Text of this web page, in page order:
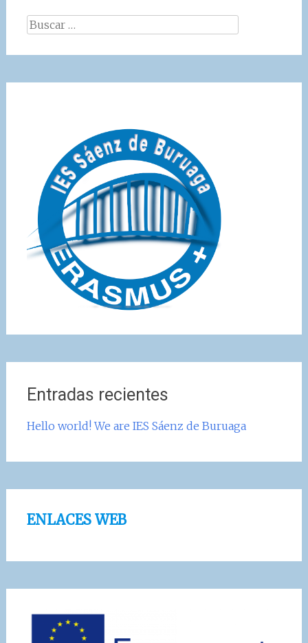
Buscar:
Entradas recientes
Hello world! We are IES Sáenz de Buruaga
ENLACES WEB